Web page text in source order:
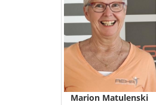
Marion Matulenski